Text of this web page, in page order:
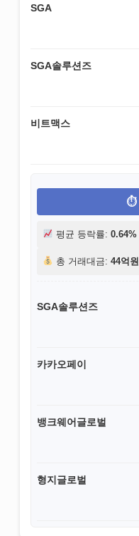
SGA
SGA솔루션즈
비트맥스
평균 등락률: 0.64%
총 거래대금: 44억원
SGA솔루션즈
카카오페이
뱅크웨어글로벌
형지글로벌